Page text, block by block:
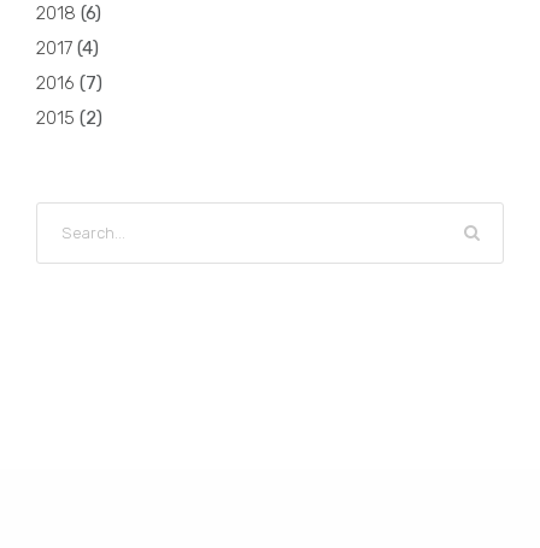
2018 (6)
2017 (4)
2016 (7)
2015 (2)